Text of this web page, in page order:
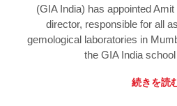
(GIA India) has appointed
director, responsible for all
gemological laboratories in
the GIA India
続きを読